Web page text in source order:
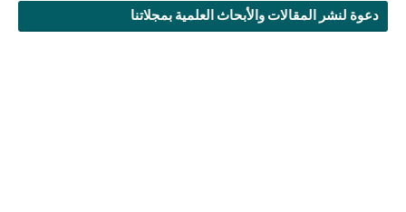
دعوة لنشر المقالات والأبحاث العلمية بمجلاتنا